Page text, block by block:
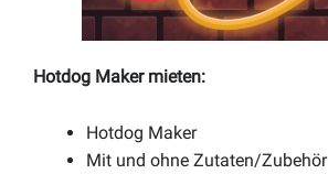
Hotdog Maker mieten:
Hotdog Maker
Mit und ohne Zutaten/Zubehör